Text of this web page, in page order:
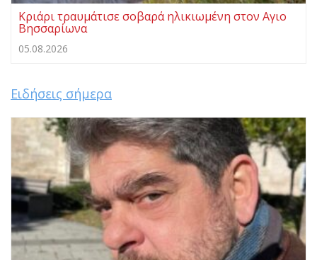
Κριάρι τραυμάτισε σοβαρά ηλικιωμένη στον Αγιο
Βησσαρίωνα
05.08.2026
Ειδήσεις σήμερα